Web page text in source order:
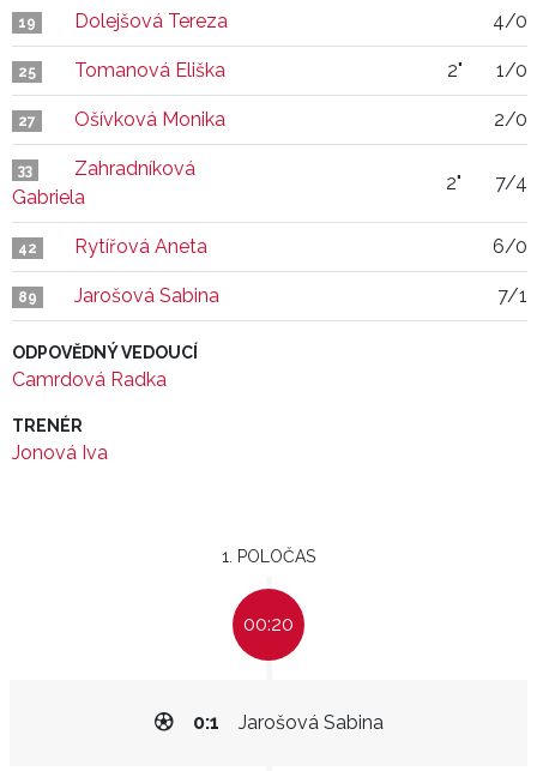
19 Dolejšová Tereza 4/0
25 Tomanová Eliška 2" 1/0
27 Ošívková Monika 2/0
33
Zahradníková
Gabriela
2" 7/4
42 Rytířová Aneta 6/0
89 Jarošová Sabina 7/1
ODPOVĚDNÝ VEDOUCÍ
Camrdová Radka
TRENÉR
Jonová Iva
1. POLOČAS
00:20
Jarošová Sabina
0:1